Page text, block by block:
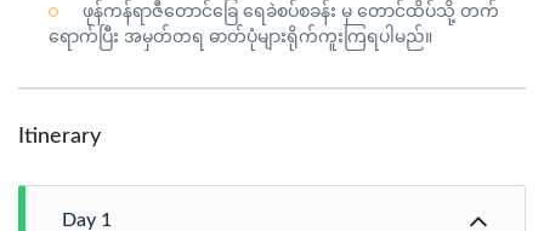
ဖုန်ကန်ရာဇီတောင်ခြေ ရေခဲစပ်စခန်း မှ တောင်ထိပ်သို့ တက်
ရောက်ပြီး အမှတ်တရ ဓာတ်ပုံများရိုက်ကူးကြရပါမည်။
Itinerary
Day 1